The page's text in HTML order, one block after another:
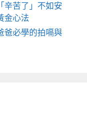
辛苦了」不如安
金心法
爸必學的拍嗝與